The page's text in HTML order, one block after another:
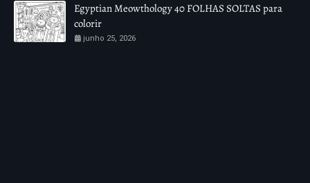
Egyptian Meowthology 40 FOLHAS SOLTAS para
colorir
junho 25, 2026